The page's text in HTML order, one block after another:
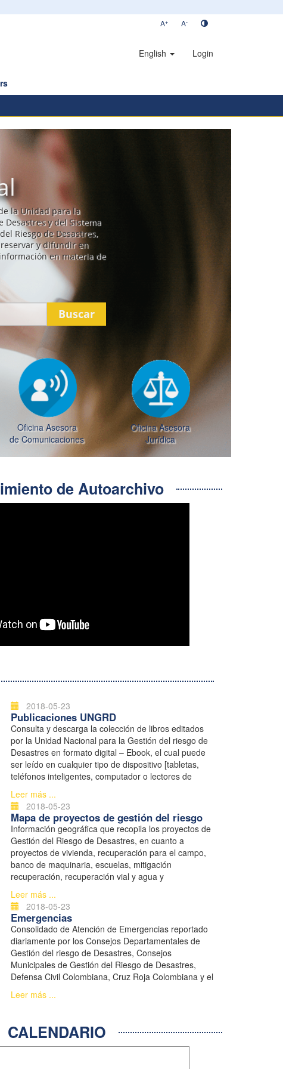
A+ A-
English Login
la Unidad para la
Desastres y del Sistema
Riesgo de Desastres,
y difundir en
en materia de
Buscar
Oficina Asesora
de Comunicaciones
Oficina Asesora
Jurídica
de Autoarchivo
2018-05-23
Publicaciones UNGRD
Consulta y descarga la colección de libros editados
por la Unidad Nacional para la Gestión del riesgo de
Desastres en formato digital – Ebook, el cual puede
ser leído en cualquier tipo de dispositivo [tabletas,
teléfonos inteligentes, computador o lectores de
libros electrónicos].
Leer más ...
2018-05-23
Mapa de proyectos de gestión del riesgo
Información geográfica que recopila los proyectos de
Gestión del Riesgo de Desastres, en cuanto a
proyectos de vivienda, recuperación para el campo,
banco de maquinaria, escuelas, mitigación
recuperación, recuperación vial y agua y
saneamiento.
Leer más ...
2018-05-23
Emergencias
Consolidado de Atención de Emergencias reportado
diariamente por los Consejos Departamentales de
Gestión del riesgo de Desastres, Consejos
Municipales de Gestión del Riesgo de Desastres,
Defensa Civil Colombiana, Cruz Roja Colombiana y el
Sistema Nacional de Bomberos.
Leer más ...
CALENDARIO